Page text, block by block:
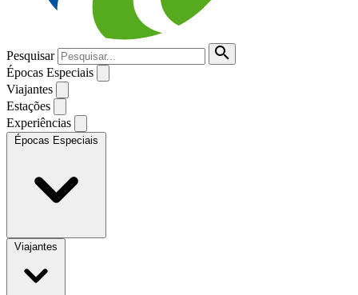
Pesquisar
Épocas Especiais
Viajantes
Estações
Experiências
Épocas Especiais
Viajantes